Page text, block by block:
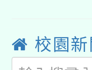
薪期
轉知
業技
115年
校園